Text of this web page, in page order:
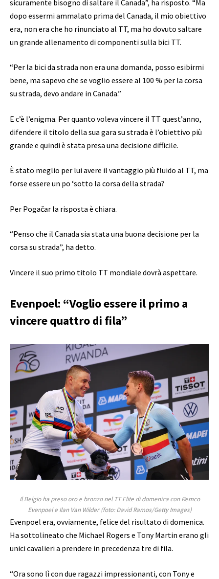
sicuramente bisogno di saltare il Canada”, ha risposto. “Ma
dopo essermi ammalato prima del Canada, il mio obiettivo
era, non era che ho rinunciato al TT, ma ho dovuto saltare
un grande allenamento di componenti sulla bici TT.
“Per la bici da strada non era una domanda, posso esibirmi
bene, ma sapevo che se voglio essere al 100 % per la corsa
su strada, devo andare in Canada.”
E c’è l’enigma. Per quanto voleva vincere il TT quest’anno,
difendere il titolo della sua gara su strada è l’obiettivo più
grande e quindi è stata presa una decisione difficile.
È stato meglio per lui avere il vantaggio più fluido al TT, ma
forse essere un po ‘sotto la corsa della strada?
Per Pogačar la risposta è chiara.
“Penso che il Canada sia stata una buona decisione per la
corsa su strada”, ha detto.
Vincere il suo primo titolo TT mondiale dovrà aspettare.
Evenpoel: “Voglio essere il primo a
vincere quattro di fila”
Il Belgio ha preso oro e bronzo nel TT Elite di domenica con Remco
Evenpoel e Ilan Van Wilder (foto: David Ramos/Getty Images)
Evenpoel era, ovviamente, felice del risultato di domenica.
Ha sottolineato che Michael Rogers e Tony Martin erano gli
unici cavalieri a prendere in precedenza tre di fila.
“Ora sono lì con due ragazzi impressionanti, con Tony e